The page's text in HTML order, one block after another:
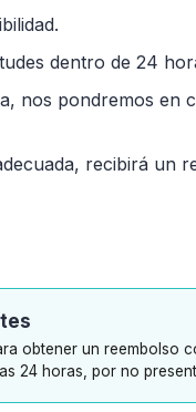
dentro de 24
nos pondremos en
recibirá un
obtener un reembolso
24 horas, por no